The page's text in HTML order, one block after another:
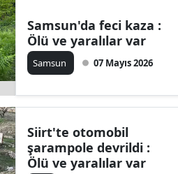
Samsun'da feci kaza :
Ölü ve yaralılar var
Samsun 07 Mayıs 2026
Siirt'te otomobil
şarampole devrildi :
Ölü ve yaralılar var